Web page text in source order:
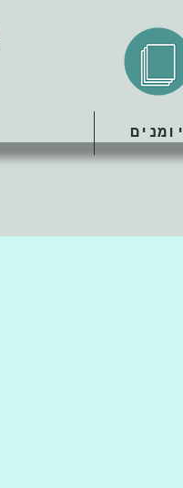
יומנים